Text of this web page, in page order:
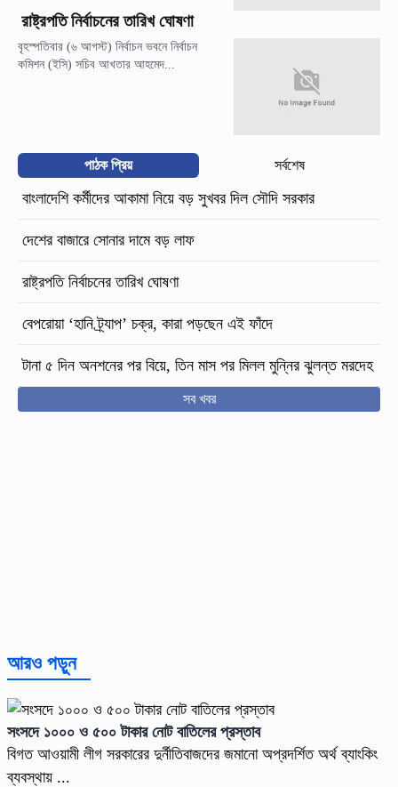
রাষ্ট্রপতি নির্বাচনের তারিখ ঘোষণা
বৃহস্পতিবার (৬ আগস্ট) নির্বাচন ভবনে নির্বাচন
কমিশন (ইসি) সচিব আখতার আহমেদ...
পাঠক প্রিয় সর্বশেষ
বাংলাদেশি কর্মীদের আকামা নিয়ে বড় সুখবর দিল সৌদি সরকার
দেশের বাজারে সোনার দামে বড় লাফ
রাষ্ট্রপতি নির্বাচনের তারিখ ঘোষণা
বেপরোয়া ‘হানি ট্র্যাপ’ চক্র, কারা পড়ছেন এই ফাঁদে
টানা ৫ দিন অনশনের পর বিয়ে, তিন মাস পর মিলল মুন্নির ঝুলন্ত মরদেহ
সব খবর
আরও পড়ুন
সংসদে ১০০০ ও ৫০০ টাকার নোট বাতিলের প্রস্তাব
বিগত আওয়ামী লীগ সরকারের দুর্নীতিবাজদের জমানো অপ্রদর্শিত অর্থ ব্যাংকিং
ব্যবস্থায় ...